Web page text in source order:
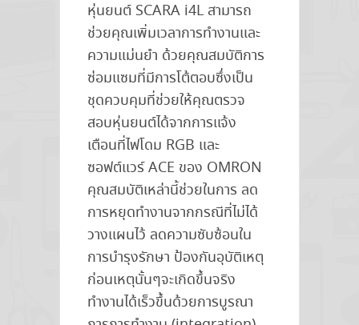
หุ่นยนต์ SCARA i4L สามารถ
ช่วยคุณเพิ่มเวลาการทำงานและ
ความแม่นยำ ด้วยคุณสมบัติการ
ซ่อมแซมที่มีการโต้ตอบซึ่งเป็น
ชุดควบคุมที่ช่วยให้คุณตรวจ
สอบหุ่นยนต์ได้จากการแจ้ง
เตือนที่ไฟโดม RGB และ
ซอฟต์แวร์ ACE ของ OMRON
คุณสมบัติเหล่านี้ช่วยในการ ลด
การหยุดทำงานจากกรณีที่ไม่ได้
วางแผนไว้ ลดความซับซ้อนใน
การบำรุงรักษา ป้องกันอุบัติเหตุ
ก่อนเหตุนั้นๆจะเกิดขึ้นจริง
ทำงานได้เร็วขึ้นด้วยการบูรณา